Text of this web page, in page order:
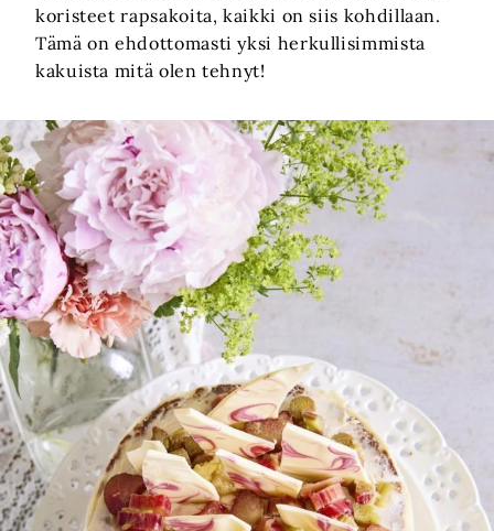
koristeet rapsakoita, kaikki on siis kohdillaan.
Tämä on ehdottomasti yksi herkullisimmista
kakuista mitä olen tehnyt!